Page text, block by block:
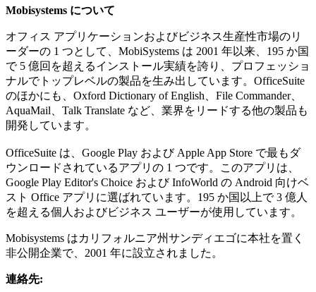
Mobisystems について
オフィス アプリケーションおよびビジネス生産性市場のリ
ーダーの 1 つとして、MobiSystems は 2001 年以来、195 か国
で 5 億回を超えるインストール実績を誇り、プロフェッショ
ナルでトップレベルの製品を生み出しています。OfficeSuite
のほかにも、Oxford Dictionary of English、File Commander、
AquaMail、Talk Translate など、業界をリードする他の製品も
開発しています。
OfficeSuite は、Google Play および Apple App Store で最もダ
ウンロードされているアプリの 1 つです。このアプリは、
Google Play Editor's Choice および InfoWorld の Android 向けベ
スト Office アプリに選ばれています。195 か国以上で 3 億人
を超える個人およびビジネス ユーザーが使用しています。
Mobisystems はカリフォルニア州サンディエゴに本社を置く
非公開企業で、2001 年に設立されました。
連絡先: